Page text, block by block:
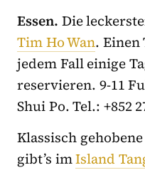
Essen. Die
Tim Ho Wan. Einen
jedem Fall einige
reservieren. 9-11
Shui Po. Tel.: +852
Klassisch
gibt’s imIsland